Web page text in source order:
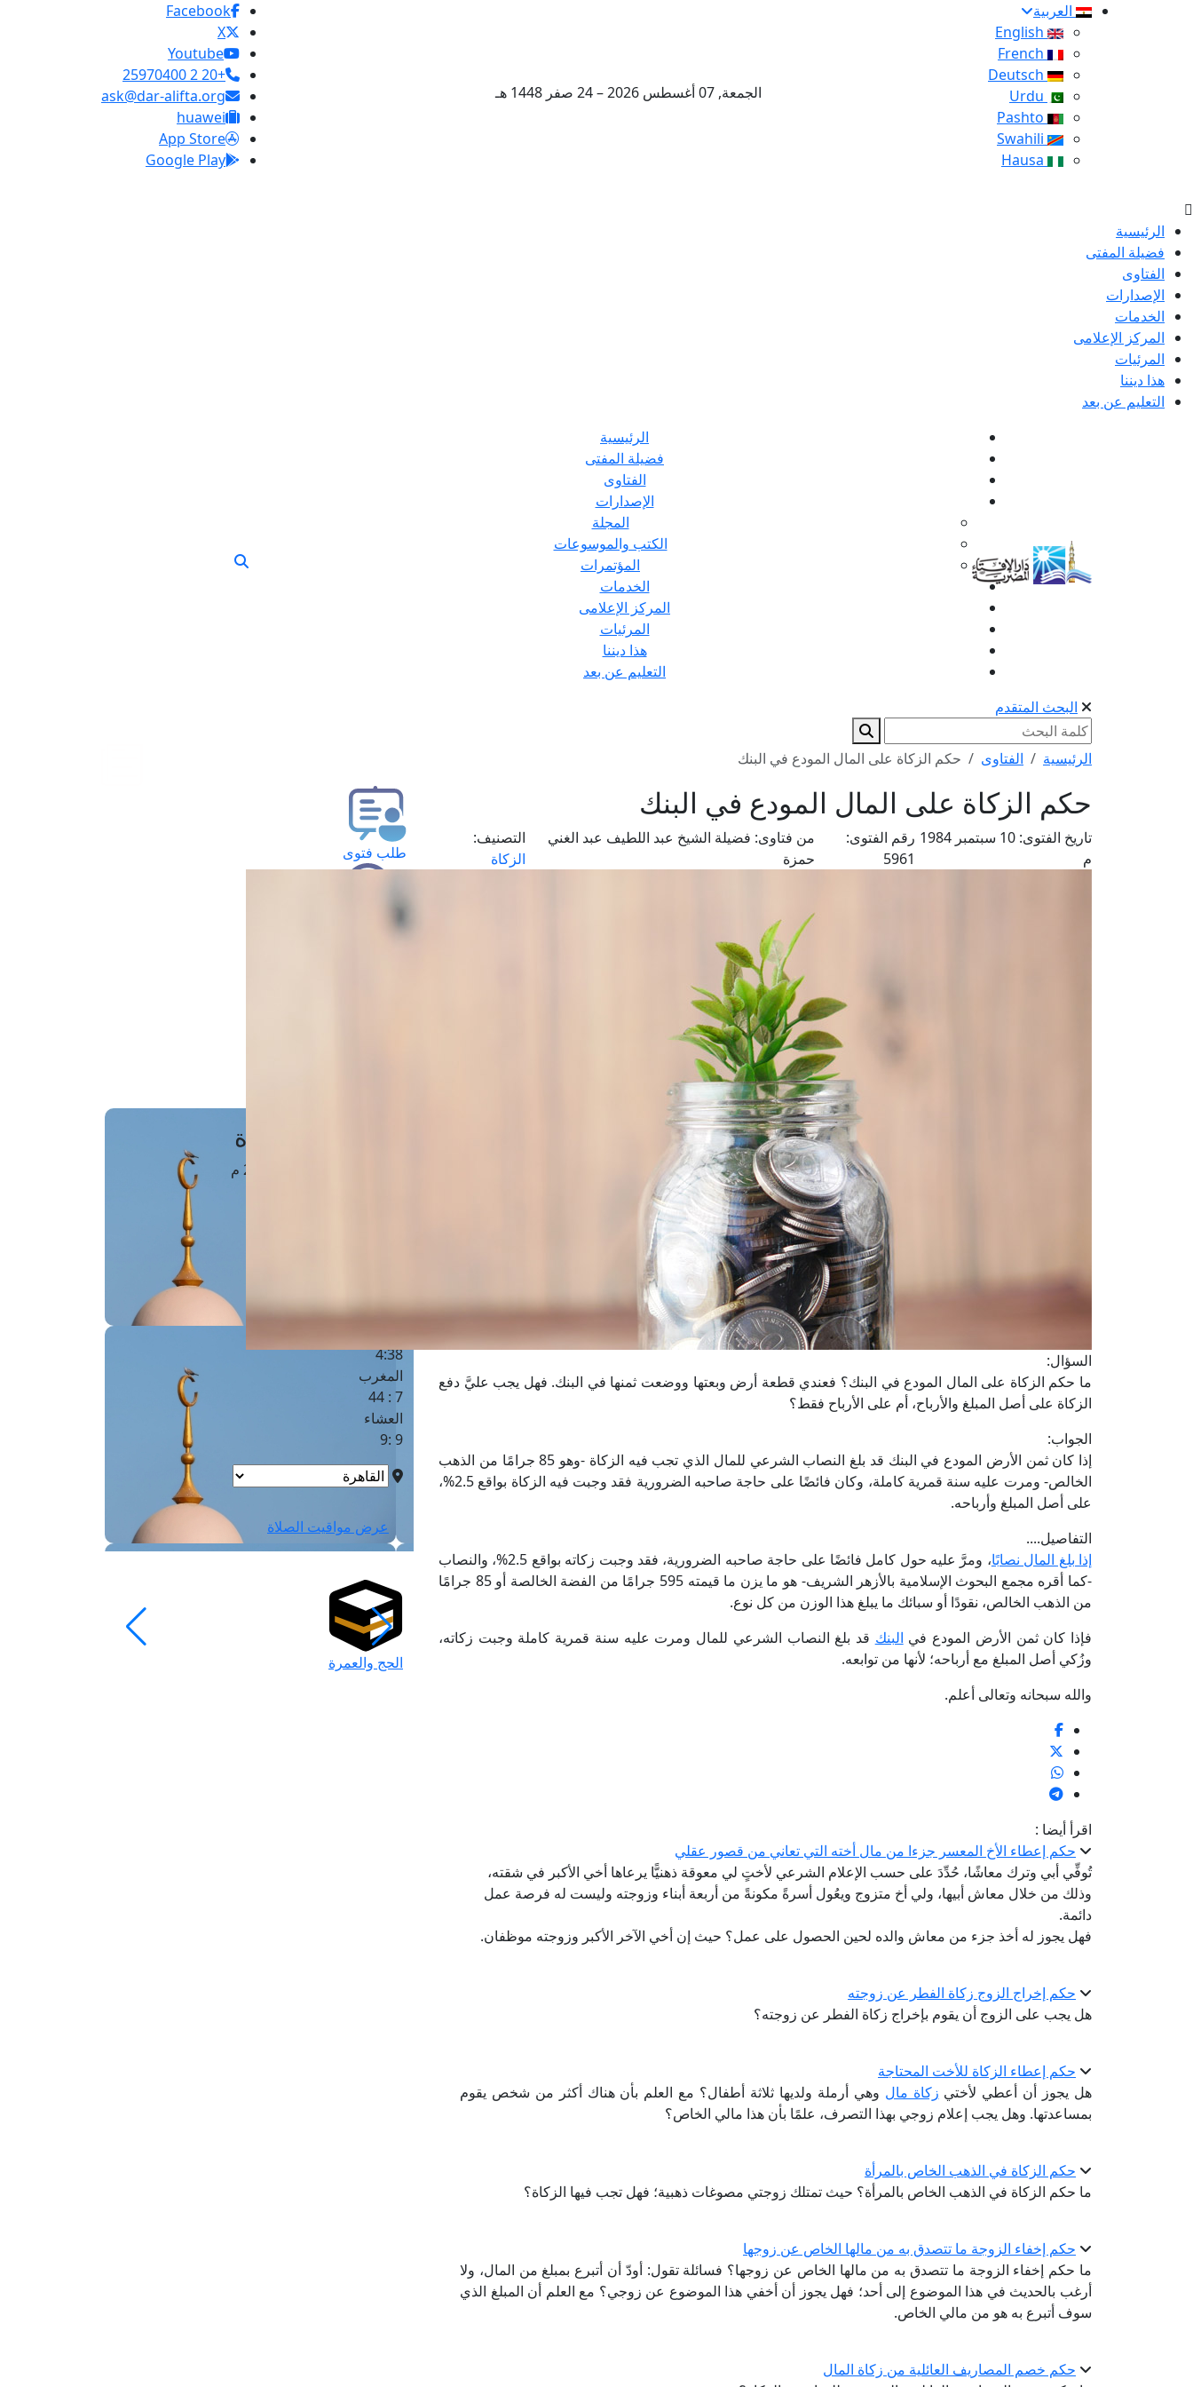
العربية
الجمعة, 07 أغسطس 2026 – 24 صفر 1448 هـ
Facebook
X
Youtube
+20 2 25970400
ask@dar-alifta.org
huawei
App Store
Google Play
الرئيسية
فضيلة المفتى
الفتاوى
الإصدارات
الخدمات
المركز الإعلامى
المرئيات
هذا ديننا
التعليم عن بعد
الرئيسية
فضيلة المفتى
الفتاوى
الإصدارات
المجلة
الكتب والموسوعات
المؤتمرات
الخدمات
المركز الإعلامى
المرئيات
هذا ديننا
التعليم عن بعد
البحث المتقدم
الرئيسية الفتاوى حكم الزكاة على المال المودع في البنك
حكم الزكاة على المال المودع في البنك
تاريخ الفتوى:
10 سبتمبر 1984
م
رقم الفتوى:
5961
من فتاوى: فضيلة الشيخ عبد اللطيف عبد الغني
حمزة
التصنيف:
الزكاة
السؤال:
ما حكم الزكاة على المال المودع في البنك؟ فعندي قطعة أرض وبعتها ووضعت ثمنها في البنك. فهل يجب عليَّ دفع
الزكاة على أصل المبلغ والأرباح، أم على الأرباح فقط؟
الجواب:
إذا كان ثمن الأرض المودع في البنك قد بلغ النصاب الشرعي للمال الذي تجب فيه الزكاة -وهو 85 جرامًا من الذهب
الخالص- ومرت عليه سنة قمرية كاملة، وكان فائضًا على حاجة صاحبه الضرورية فقد وجبت فيه الزكاة بواقع 2.5%،
على أصل المبلغ وأرباحه.
التفاصيل....
إذا بلغ المال نصابًا
، ومرَّ عليه حول كامل فائضًا على حاجة صاحبه الضرورية، فقد وجبت زكاته بواقع 2.5%، والنصاب
-كما أقره مجمع البحوث الإسلامية بالأزهر الشريف- هو ما يزن ما قيمته 595 جرامًا من الفضة الخالصة أو 85 جرامًا
من الذهب الخالص، نقودًا أو سبائك ما يبلغ هذا الوزن من كل نوع.
فإذا كان ثمن الأرض المودع في البنك قد بلغ النصاب الشرعي للمال ومرت عليه سنة قمرية كاملة وجبت زكاته،
وزُكي أصل المبلغ مع أرباحه؛ لأنها من توابعه.
والله سبحانه وتعالى أعلم.
اقرأ أيضا :
حكم إعطاء الأخ المعسر جزءا من مال أخته التي تعاني من قصور عقلي
تُوفِّي أبي وترك معاشًا، حُدِّدَ على حسب الإعلام الشرعي لأختٍ لي معوقة ذهنيًّا يرعاها أخي الأكبر في شقته،
وذلك من خلال معاش أبيها، ولي أخ متزوج ويعُول أسرةً مكونةً من أربعة أبناء وزوجته وليست له فرصة عمل
دائمة.
فهل يجوز له أخذ جزء من معاش والده لحين الحصول على عمل؟ حيث إن أخي الآخر الأكبر وزوجته موظفان.
حكم إخراج الزوج زكاة الفطر عن زوجته
هل يجب على الزوج أن يقوم بإخراج زكاة الفطر عن زوجته؟
حكم إعطاء الزكاة للأخت المحتاجة
هل يجوز أن أعطي لأختي زكاة مال وهي أرملة ولديها ثلاثة أطفال؟ مع العلم بأن هناك أكثر من شخص يقوم
بمساعدتها. وهل يجب إعلام زوجي بهذا التصرف، علمًا بأن هذا مالي الخاص؟
حكم الزكاة في الذهب الخاص بالمرأة
ما حكم الزكاة في الذهب الخاص بالمرأة؟ حيث تمتلك زوجتي مصوغات ذهبية؛ فهل تجب فيها الزكاة؟
حكم إخفاء الزوجة ما تتصدق به من مالها الخاص عن زوجها
ما حكم إخفاء الزوجة ما تتصدق به من مالها الخاص عن زوجها؟ فسائلة تقول: أودّ أن أتبرع بمبلغ من المال، ولا
أرغب بالحديث في هذا الموضوع إلى أحد؛ فهل يجوز أن أخفي هذا الموضوع عن زوجي؟ مع العلم أن المبلغ الذي
سوف أتبرع به هو من مالي الخاص.
حكم خصم المصاريف العائلية من زكاة المال
طلب فتوى
استعلام عن فتوى
مَواقِيتُ الصَّـــلاة
1 : 1
4:38
المغرب
7 : 44
العشاء
9 :9
عرض مواقيت الصلاة
الحج والعمرة